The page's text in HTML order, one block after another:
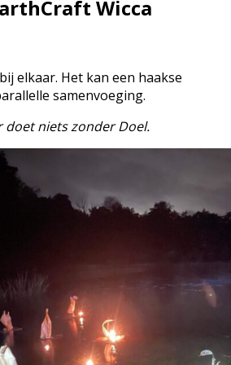
Wicca
elkaar. Het kan een haakse
samenvoeging.
doet niets zonder Doel.